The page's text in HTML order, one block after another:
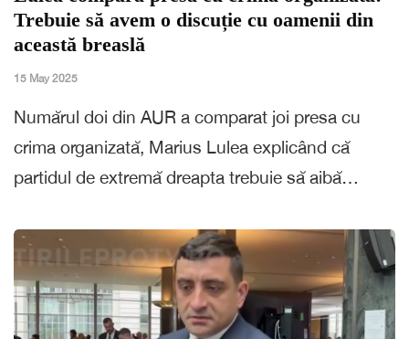
Trebuie să avem o discuție cu oamenii din
această breaslă
15 May 2025
Numărul doi din AUR a comparat joi presa cu
crima organizată, Marius Lulea explicând că
partidul de extremă dreapta trebuie să aibă…